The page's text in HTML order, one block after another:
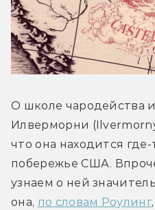
О школе чародейства
Илверморни
что она находится
побережье США.
узнаем о ней
она, по словам Роулинг